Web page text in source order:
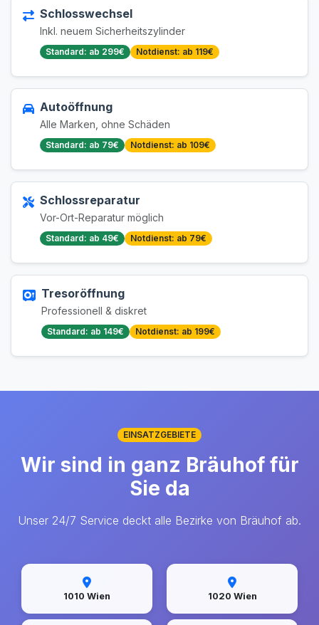
Schlosswechsel
Inkl. neuem Sicherheitszylinder
Standard: ab 299€ Notdienst: ab 119€
Autoöffnung
Alle Marken, ohne Schäden
Standard: ab 79€ Notdienst: ab 109€
Schlossreparatur
Vor-Ort-Reparatur möglich
Standard: ab 49€ Notdienst: ab 79€
Tresoröffnung
Professionell & diskret
Standard: ab 149€ Notdienst: ab 199€
EINSATZGEBIETE
Wir sind in ganz Bräuhof für
Sie da
Unser 24/7 Service deckt alle Bezirke von Bräuhof ab.
1010 Wien 1020 Wien